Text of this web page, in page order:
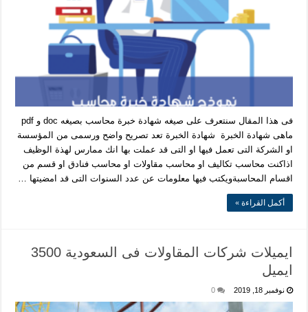
فى هذا المقال سنتعرف على صيغه شهادة خبرة محاسب بصيغه doc و pdf
ماهى شهادة الخبرة شهادة الخبرة تعد تصريح واضح ورسمى من المؤسسة
او الشركة التى تعمل فيها او التى قد عملت بها انك ممارس لهذة الوظيف
اذاكنت محاسب تكاليف او محاسب مقاولات او محاسب فنادق او قسم من
اقسام المحاسبةويكتب فيها معلومات عن عدد السنوات التى قد امضيتها …
أكمل القراءة »
ايميلات شركات المقاولات فى السعودية 3500
ايميل
نوفمبر 18, 2019 0